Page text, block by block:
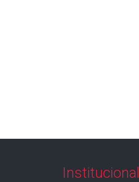
Institucional